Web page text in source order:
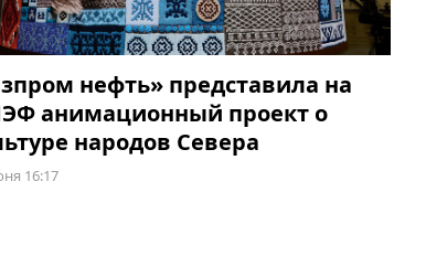
нефть» представила на
анимационный проект о
народов Севера
16:17